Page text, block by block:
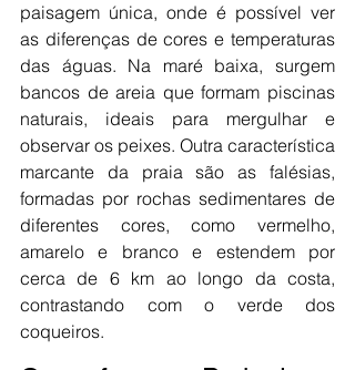
paisagem única, onde é possível ver
as diferenças de cores e temperaturas
das águas. Na maré baixa, surgem
bancos de areia que formam piscinas
naturais, ideais para mergulhar e
observar os peixes. Outra característica
marcante da praia são as falésias,
formadas por rochas sedimentares de
diferentes cores, como vermelho,
amarelo e branco e estendem por
cerca de 6 km ao longo da costa,
contrastando com o verde dos
coqueiros.